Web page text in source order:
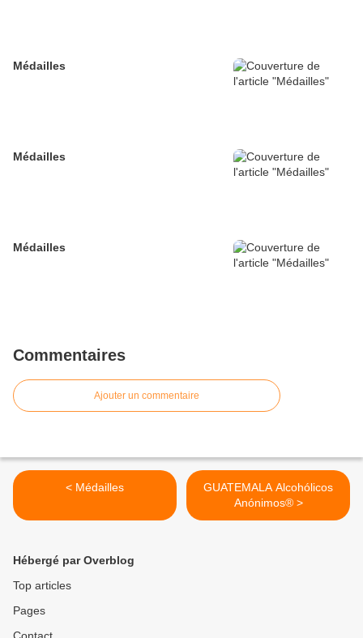
Médailles
Médailles
Médailles
Commentaires
Ajouter un commentaire
< Médailles
GUATEMALA Alcohólicos
Anónimos® >
Hébergé par Overblog
Top articles
Pages